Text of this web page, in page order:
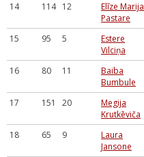
14 114 12
Elīze Marija
Pastare
15 95 5
Estere
Vilciņa
16 80 11
Baiba
Bumbule
17 151 20
Megija
Krutkēviča
18 65 9
Laura
Jansone